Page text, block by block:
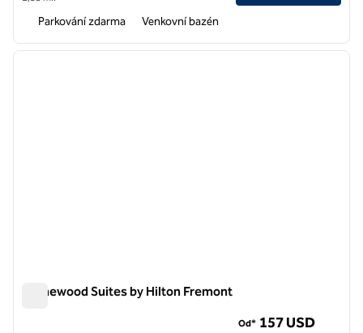
Parkování zdarma Venkovní bazén
1 z 12
další
Homewood Suites by Hilton Fremont
Od* 157 USD